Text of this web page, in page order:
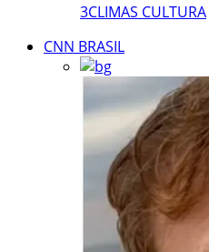
3CLIMAS CULTURA
CNN BRASIL